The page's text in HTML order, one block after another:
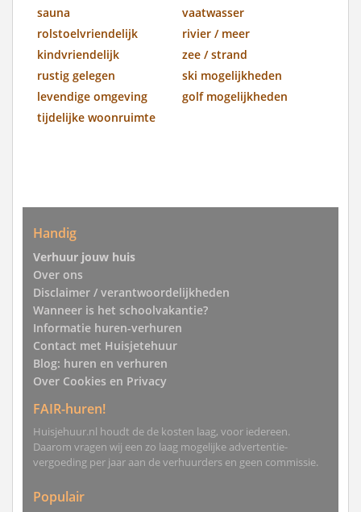
sauna
vaatwasser
rolstoelvriendelijk
rivier / meer
kindvriendelijk
zee / strand
rustig gelegen
ski mogelijkheden
levendige omgeving
golf mogelijkheden
tijdelijke woonruimte
Handig
Verhuur jouw huis
Over ons
Disclaimer / verantwoordelijkheden
Wanneer is het schoolvakantie?
Informatie huren-verhuren
Contact met Huisjetehuur
Blog: huren en verhuren
Over Cookies en Privacy
FAIR-huren!
Huisjehuur.nl houdt de de kosten laag, voor iedereen.
Daarom vragen wij een zo laag mogelijke advertentie-
vergoeding per jaar aan de verhuurders en geen commissie.
Populair